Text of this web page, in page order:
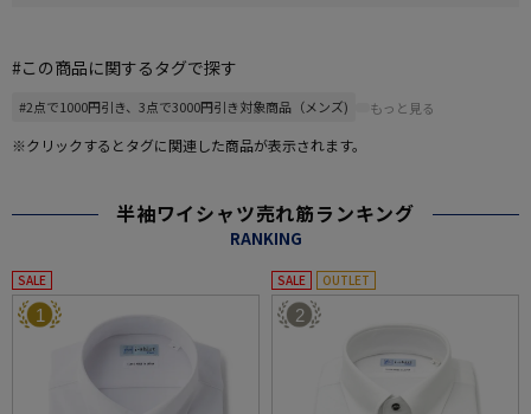
#この商品に関するタグで探す
#2点で1000円引き、3点で3000円引き対象商品（メンズ) もっと見る
※クリックするとタグに関連した商品が表示されます。
半袖ワイシャツ売れ筋ランキング
RANKING
SALE
1
SALE OUTLET
2